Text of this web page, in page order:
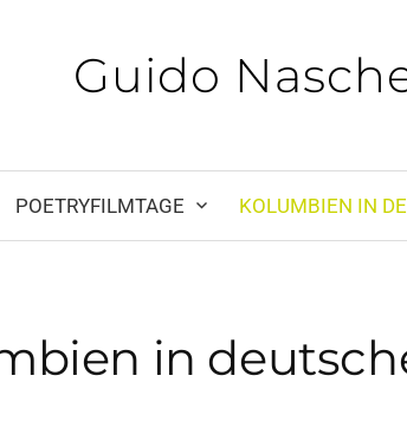
Guido
POET­RY­FILM­TA­GE KOLUM­BI­EN IN
in